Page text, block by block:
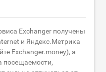
Exchanger получены
и Яндекс.Метрика
Exchanger.money), а
посещаемости,